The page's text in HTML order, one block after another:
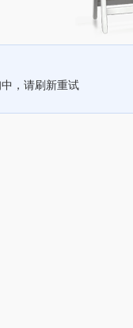
，请刷新重试